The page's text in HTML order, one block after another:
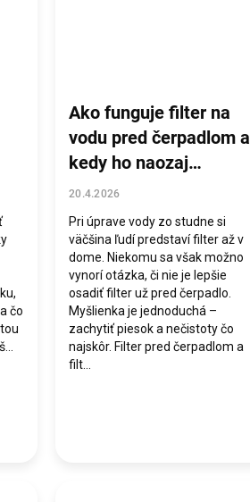
čo
Ako funguje filter na
vodu pred čerpadlom a
kedy ho naozaj
potrebujete?
20.4.2026
Pri úprave vody zo studne si
väčšina ľudí predstaví filter až v
dome. Niekomu sa však možno
vynorí otázka, či nie je lepšie
osadiť filter už pred čerpadlo.
Myšlienka je jednoduchá –
zachytiť piesok a nečistoty čo
najskôr. Filter pred čerpadlom a
filt...